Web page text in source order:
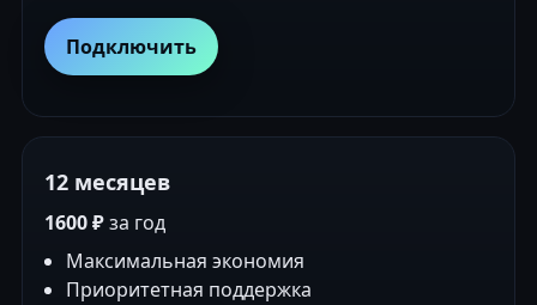
Подключить
12 месяцев
1600 ₽за год
Максимальная экономия
Приоритетная поддержка